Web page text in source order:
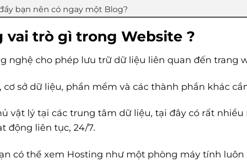
bạn nên có ngay một Blog?
vai trò gì trong Website ?
nghệ cho phép lưu trữ dữ liệu liên quan đến trang
sở dữ liệu, phần mềm và các thành phần khác
vật lý tại các trung tâm dữ liệu, tại đây có rất
động liên tục, 24/7.
có thể xem Hosting như một phòng máy tính